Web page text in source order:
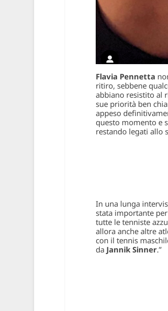
Flavia Pennetta
ritiro, sebbene
abbiano resistito al
sue priorità ben
appeso
questo momento e
restando legati allo
In una lunga
stata importante
tutte le tenniste
allora anche altre
con il tennis
da Jannik Sinner.”